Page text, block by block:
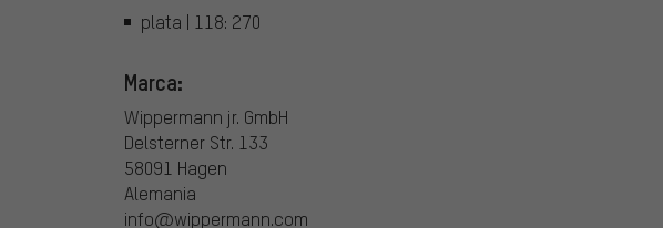
plata | 118: 270
Marca:
Wippermann jr. GmbH
Delsterner Str. 133
58091 Hagen
Alemania
info@wippermann.com